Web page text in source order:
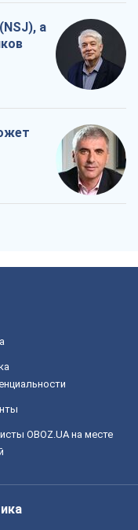
а
OBOZ.UA на месте